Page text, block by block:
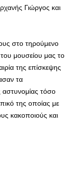
Γιώργος και
στο τηρούμενο
μουσείου μας το
της επίσκεψης
τα
αστυνομίας τόσο
της οποίας με
κακοποιούς και